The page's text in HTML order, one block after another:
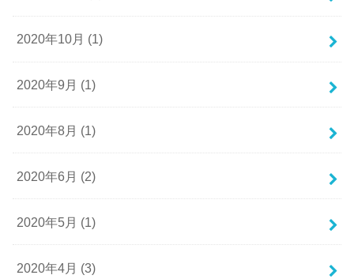
2020年10月 (1)
2020年9月 (1)
2020年8月 (1)
2020年6月 (2)
2020年5月 (1)
2020年4月 (3)